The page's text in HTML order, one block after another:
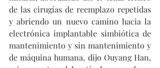
de las cirugías de reemplazo repetidas
y abriendo un nuevo camino hacia la
electrónica implantable simbiótica de
mantenimiento y sin mantenimiento y
de máquina humana, dijo Ouyang Han,